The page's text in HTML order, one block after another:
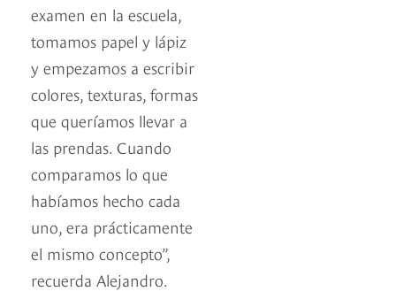
examen en la escuela,
tomamos papel y lápiz
y empezamos a escribir
colores, texturas, formas
que queríamos llevar a
las prendas. Cuando
comparamos lo que
habíamos hecho cada
uno, era prácticamente
el mismo concepto”,
recuerda Alejandro.